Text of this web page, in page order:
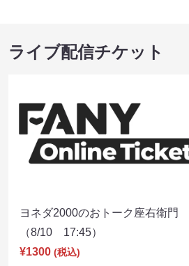
ライブ配信チケット
ヨネダ2000のおトーク座右衛門
（8/10 17:45）
¥1300 (税込)